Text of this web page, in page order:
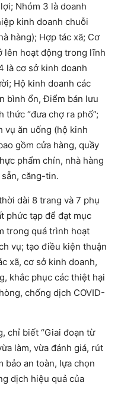
Nhóm 3 là doanh
kinh doanh chuỗi
hàng); Hợp tác xã; Cơ
lên hoạt động trong lĩnh
là cơ sở kinh doanh
Hộ kinh doanh các
bình ổn, Điểm bán lưu
“đưa chợ ra phố”;
vụ ăn uống (hộ kinh
gồm cửa hàng, quầy
phẩm chín, nhà hàng
căng-tin.
dài 8 trang và 7 phụ
phức tạp để đạt mục
trong quá trình hoạt
vụ; tạo điều kiện thuận
xã, cơ sở kinh doanh,
khắc phục các thiệt hại
chống dịch COVID-
chỉ biết “Giai đoạn từ
làm, vừa đánh giá, rút
bảo an toàn, lựa chọn
dịch hiệu quả của